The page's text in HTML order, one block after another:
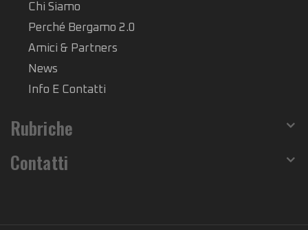
Chi Siamo
Perché Bergamo 2.0
Amici & Partners
News
Info E Contatti
Rubriche
Contatti